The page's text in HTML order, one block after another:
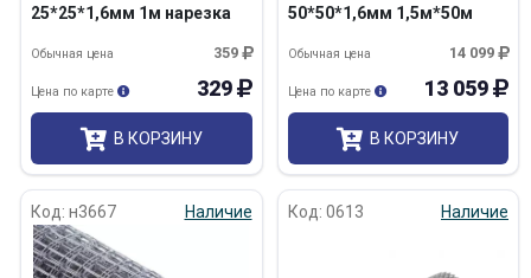
25*25*1,6мм 1м нарезка
359
Обычная цена
329
Цена по карте
В КОРЗИНУ
50*50*1,6мм 1,5м*50м
14 099
Обычная цена
13 059
Цена по карте
В КОРЗИНУ
Код: н3667 Наличие Код: 0613 Наличие